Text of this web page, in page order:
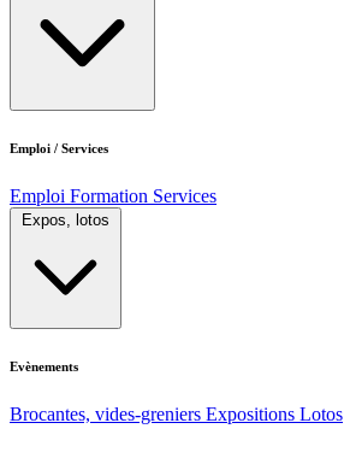
Emploi / Services
Emploi Formation Services
Expos, lotos
Evènements
Brocantes, vides-greniers Expositions Lotos